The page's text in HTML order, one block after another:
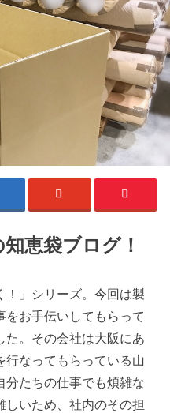
恵袋ブログ！
！」シリーズ。今回は製
をお手伝いしてもらって
た。その会社は大阪にあ
行なってもらっている山
分たちの仕事でも煩雑な
しいため、社内のその担